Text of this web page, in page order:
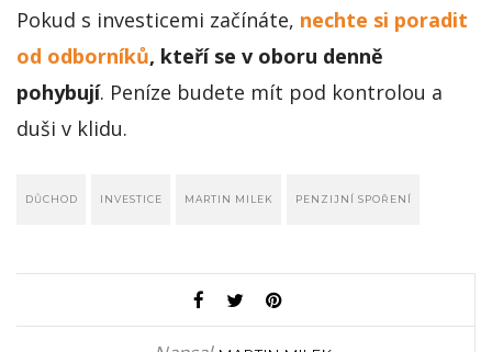
Pokud s investicemi začínáte, nechte si poradit
od odborníků, kteří se v oboru denně
pohybují. Peníze budete mít pod kontrolou a
duši v klidu.
DŮCHOD INVESTICE MARTIN MILEK PENZIJNÍ SPOŘENÍ